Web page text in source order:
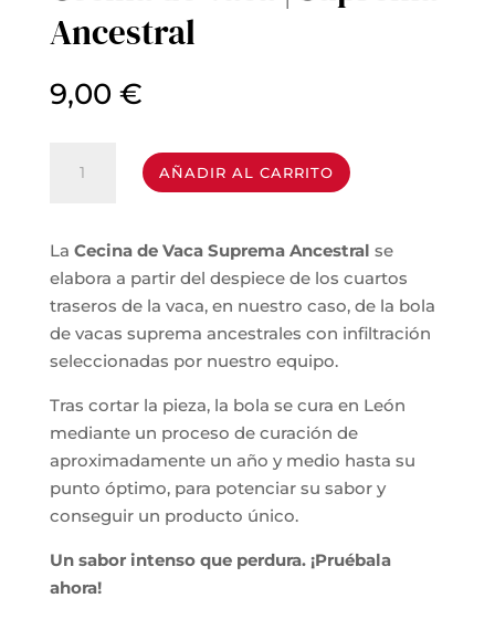
Ancestral
9,00 €
AÑADIR AL CARRITO
La Cecina de Vaca Suprema Ancestral se
elabora a partir del despiece de los cuartos
traseros de la vaca, en nuestro caso, de la bola
de vacas suprema ancestrales con infiltración
seleccionadas por nuestro equipo.
Tras cortar la pieza, la bola se cura en León
mediante un proceso de curación de
aproximadamente un año y medio hasta su
punto óptimo, para potenciar su sabor y
conseguir un producto único.
Un sabor intenso que perdura. ¡Pruébala
ahora!